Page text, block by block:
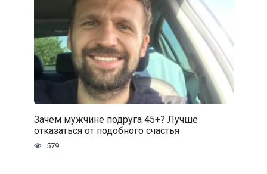
Зачем мужчине подруга 45+? Лучше
отказаться от подобного счастья
579